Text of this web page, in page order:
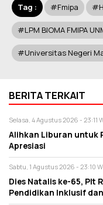
Tag : #fmipa
#LPM BIOMA FMIPA
#Universitas Negeri
BERITA TERKAIT
Selasa, 4 Agustus 2026 - 23:11
Alihkan Liburan untuk
Apresiasi
Sabtu, 1 Agustus 2026 - 23:10
Dies Natalis ke-65, Plt
Pendidikan Inklusif